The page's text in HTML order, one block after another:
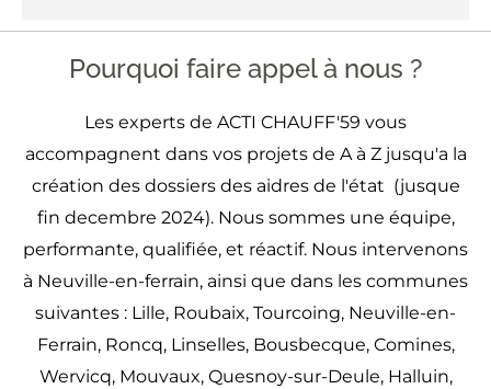
Pourquoi faire appel à nous ?
Les experts de ACTI CHAUFF'59 vous
accompagnent dans vos projets de A à Z jusqu'a la
création des dossiers des aidres de l'état (jusque
fin decembre 2024). Nous sommes une équipe,
performante, qualifiée, et réactif. Nous intervenons
à Neuville-en-ferrain, ainsi que dans les communes
suivantes : Lille, Roubaix, Tourcoing, Neuville-en-
Ferrain, Roncq, Linselles, Bousbecque, Comines,
Wervicq, Mouvaux, Quesnoy-sur-Deule, Halluin,